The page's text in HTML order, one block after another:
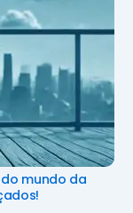
mundo da